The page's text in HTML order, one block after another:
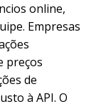
online,
Empresas
preços
de
à API. O